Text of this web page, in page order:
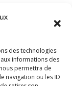
des technologies
informations des
permettra de
navigation ou les ID